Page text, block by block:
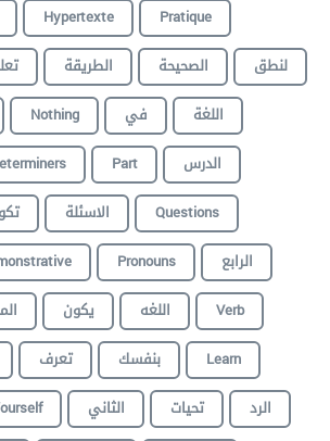
Hypertexte
Pratique
الطريقة الصحيحة
لنطق
Nothing في
اللغة
Part
الدرس
الاسئلة
Questions
Pronouns
الرابع
يكون اللغه
Verb
تعرف بنفسك
Learn
الثاني تحيات
الرد